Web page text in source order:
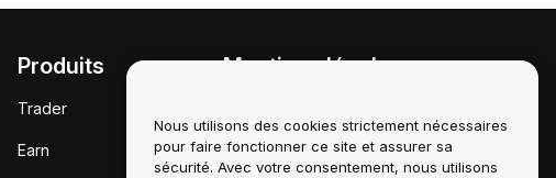
Produits
Trader
Earn
Mentions légales
conflits d'intérêts
Résumé de la politique de
Nous utilisons des cookies strictement nécessaires
pour faire fonctionner ce site et assurer sa
sécurité. Avec votre consentement, nous utilisons